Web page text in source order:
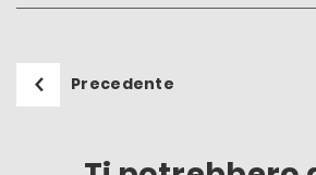
Precedente